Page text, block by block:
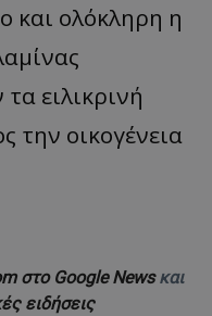
και ολόκληρη η
ειλικρινή
την οικογένεια
στο Google Newsκαι
ειδήσεις